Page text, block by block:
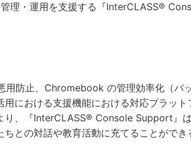
理・運用を支援する『InterCLASS®
防止、Chromebook の管理効率化（バ
における支援機能における対応プラッ
り、『InterCLASS® Console Support』
との対話や教育活動に充てることがで